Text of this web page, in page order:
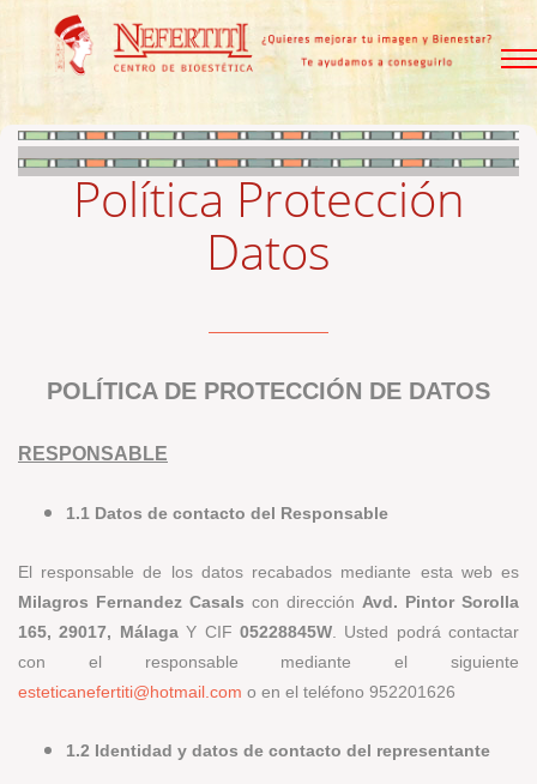
Política Protección
Datos
POLÍTICA DE PROTECCIÓN DE DATOS
RESPONSABLE
1.1 Datos de contacto del Responsable
El responsable de los datos recabados mediante esta web es
Milagros Fernandez Casals con dirección Avd. Pintor Sorolla
165, 29017, MálagaY CIF 05228845W. Usted podrá contactar
con el responsable mediante el siguiente
esteticanefertiti@hotmail.com o en el teléfono 952201626
1.2 Identidad y datos de contacto del representante